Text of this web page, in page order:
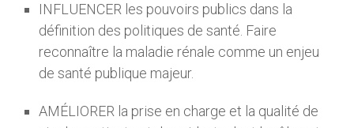
INFLUENCER les pouvoirs publics dans la
définition des politiques de santé. Faire
reconnaître la maladie rénale comme un enjeu
de santé publique majeur.
AMÉLIORER la prise en charge et la qualité de